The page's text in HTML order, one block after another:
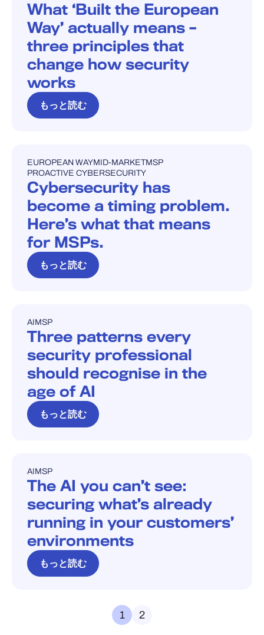
What ‘Built the European
Way’ actually means –
three principles that
change how security
works
もっと読む
ブログ
EUROPEAN WAYMID-MARKETMSP
PROACTIVE CYBERSECURITY
Cybersecurity has
become a timing problem.
Here’s what that means
for MSPs.
もっと読む
ブログ
AIMSP
Three patterns every
security professional
should recognise in the
age of AI
もっと読む
ブログ
AIMSP
The AI you can’t see:
securing what’s already
running in your customers’
environments
もっと読む
1 2